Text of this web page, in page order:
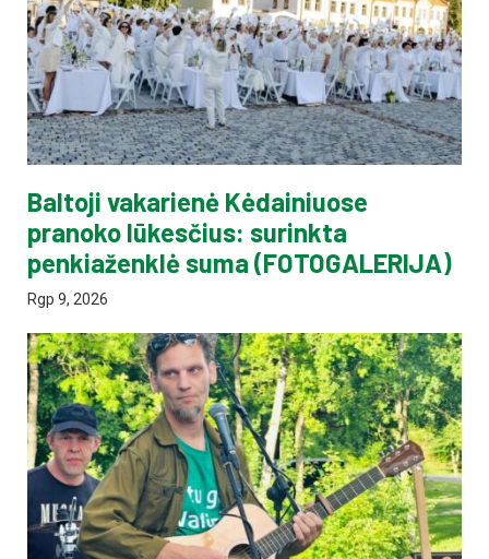
Baltoji vakarienė Kėdainiuose
pranoko lūkesčius: surinkta
penkiaženklė suma (FOTOGALERIJA)
Rgp 9, 2026